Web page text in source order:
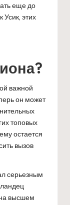
еще до
Усик, этих
важной
он может
топовых
остается
вызов
серьезным
высшем